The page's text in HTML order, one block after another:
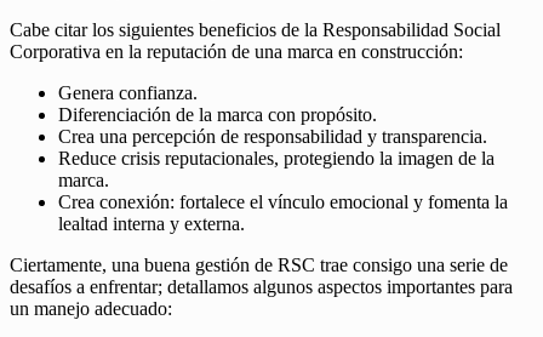
Cabe citar los siguientes beneficios de la Responsabilidad Social
Corporativa en la reputación de una marca en construcción:
Genera confianza.
Diferenciación de la marca con propósito.
Crea una percepción de responsabilidad y transparencia.
Reduce crisis reputacionales, protegiendo la imagen de la
marca.
Crea conexión: fortalece el vínculo emocional y fomenta la
lealtad interna y externa.
Ciertamente, una buena gestión de RSC trae consigo una serie de
desafíos a enfrentar; detallamos algunos aspectos importantes para
un manejo adecuado: